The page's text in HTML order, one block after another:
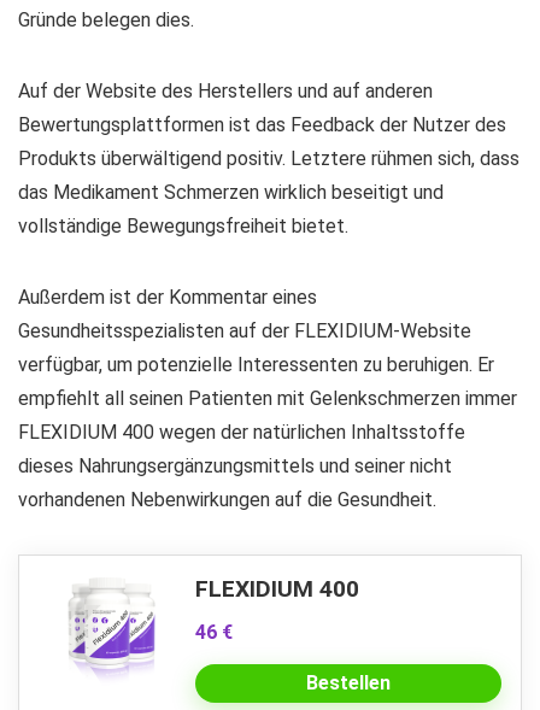
Gründe belegen dies.
Auf der Website des Herstellers und auf anderen
Bewertungsplattformen ist das Feedback der Nutzer des
Produkts überwältigend positiv. Letztere rühmen sich, dass
das Medikament Schmerzen wirklich beseitigt und
vollständige Bewegungsfreiheit bietet.
Außerdem ist der Kommentar eines
Gesundheitsspezialisten auf der FLEXIDIUM-Website
verfügbar, um potenzielle Interessenten zu beruhigen. Er
empfiehlt all seinen Patienten mit Gelenkschmerzen immer
FLEXIDIUM 400 wegen der natürlichen Inhaltsstoffe
dieses Nahrungsergänzungsmittels und seiner nicht
vorhandenen Nebenwirkungen auf die Gesundheit.
FLEXIDIUM 400
46 €
Bestellen